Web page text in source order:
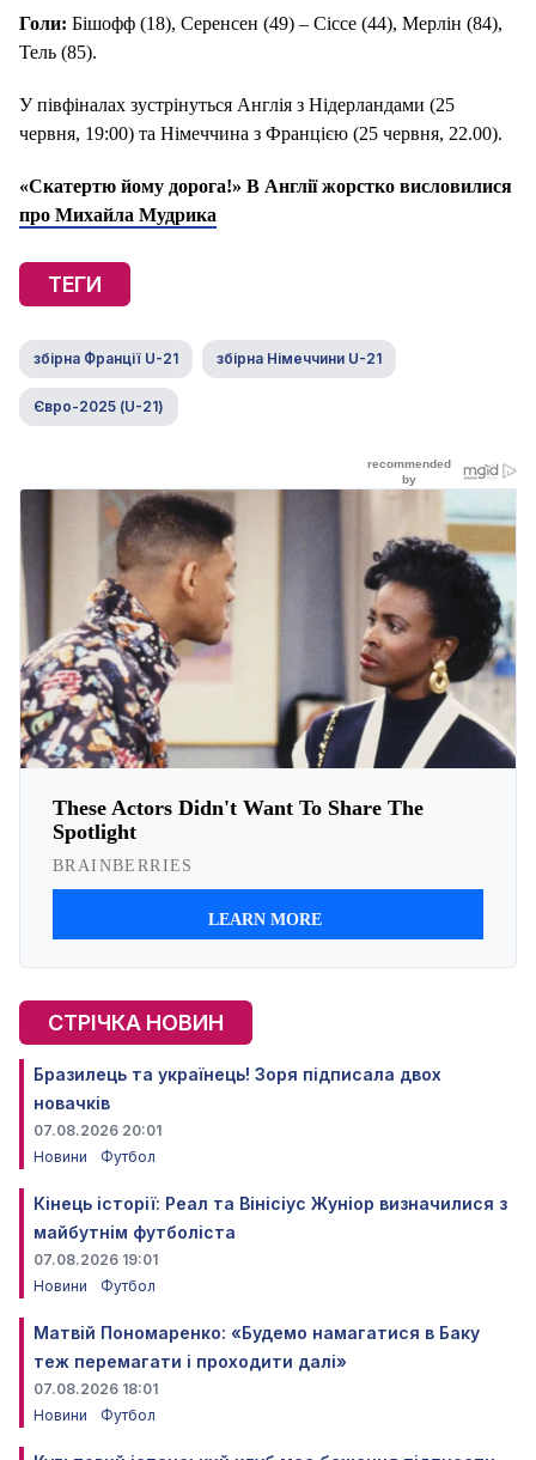
Голи: Бішофф (18), Серенсен (49) – Сіссе (44), Мерлін (84),
Тель (85).
У півфіналах зустрінуться Англія з Нідерландами (25
червня, 19:00) та Німеччина з Францією (25 червня, 22.00).
«Скатертю йому дорога!» В Англії жорстко висловилися
про Михайла Мудрика
ТЕГИ
збірна Франції U-21 збірна Німеччини U-21
Євро-2025 (U-21)
СТРІЧКА НОВИН
Бразилець та українець! Зоря підписала двох
новачків
07.08.2026 20:01
Новини
Футбол
Кінець історії: Реал та Вінісіус Жуніор визначилися з
майбутнім футболіста
07.08.2026 19:01
Новини
Футбол
Матвій Пономаренко: «Будемо намагатися в Баку
теж перемагати і проходити далі»
07.08.2026 18:01
Новини
Футбол